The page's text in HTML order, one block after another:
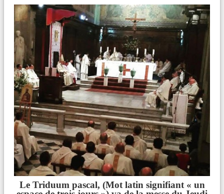
Le Triduum pascal, (Mot latin signifiant « un